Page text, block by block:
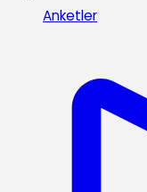
Anketler